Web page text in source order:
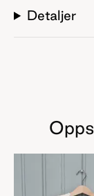
Detaljer